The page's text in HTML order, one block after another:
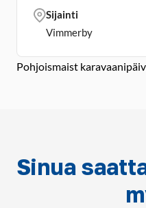
Pohjoismaist
Sijainti
Vimmerby
Sinua